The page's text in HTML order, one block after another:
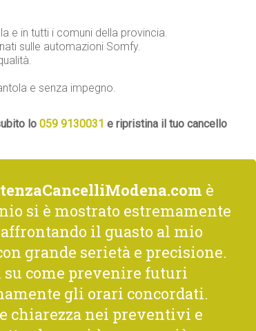
e in tutti i comuni della provincia.
sulle automazioni Somfy.
e senza impegno.
lo 059 9130031 e ripristina il tuo cancello
è
si è mostrato estremamente
il guasto al mio
grande serietà e precisione.
come prevenire futuri
gli orari concordati.
chiarezza nei preventivi e